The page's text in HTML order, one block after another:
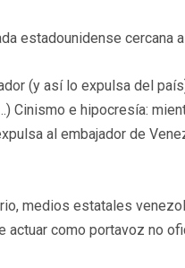
estadounidense cercana
(y así lo expulsa del
Cinismo e hipocresía:
al embajador de
medios estatales
actuar como portavoz no